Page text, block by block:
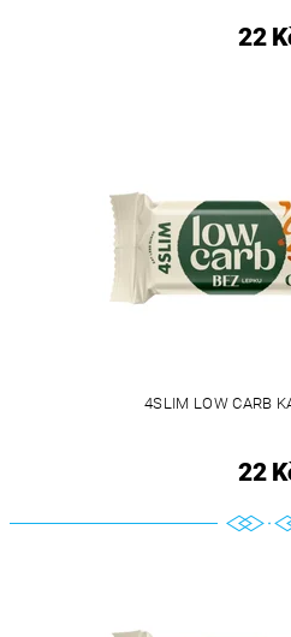
22
4SLIM LOW CARB
22